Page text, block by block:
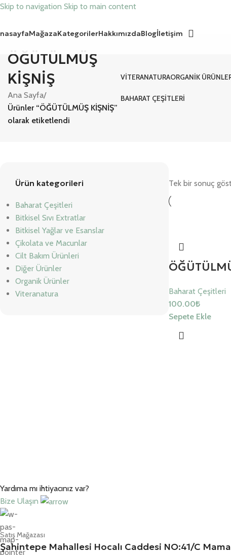
Skip to navigation Skip to main content
MağazaKategorilerHakkımızdaBlogİletişim
ÖĞÜTÜLMÜŞ
KİŞNİŞ
Ana Sayfa/
Ürünler “ÖĞÜTÜLMÜŞ KİŞNİŞ”
olarak etiketlendi
VITERANATURAORGANIK
BAHARAT ÇEŞITLERI
Ürün kategorileri
Baharat Çeşitleri
Bitkisel Sıvı Extratlar
Bitkisel Yağlar ve Esanslar
Çikolata ve Macunlar
Cilt Bakım Ürünleri
Diğer Ürünler
Organik Ürünler
Viteranatura
Tek bir sonuç
Baharat Çeşitleri
100.00₺
Sepete Ekle
Yardıma mı ihtiyacınız var?
Bize Ulaşın
Satış Mağazası
Şahintepe Mahallesi Hocalı Caddesi NO:41/C